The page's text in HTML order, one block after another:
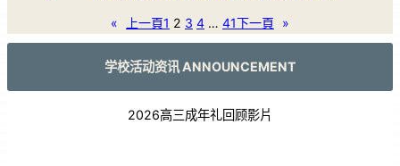
« 上一頁1 2 3 4 … 41下一頁 »
学校活动资讯 ANNOUNCEMENT
2026高三成年礼回顾影片